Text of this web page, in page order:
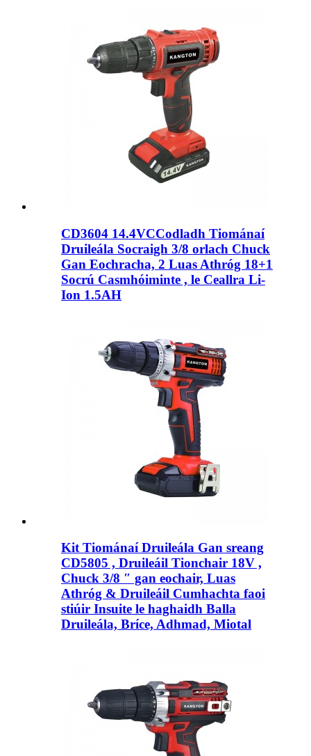
CD3604 14.4VCCodladh Tiománaí
Druileála Socraigh 3/8 orlach Chuck
Gan Eochracha, 2 Luas Athróg 18+1
Socrú Casmhóiminte , le Ceallra Li-
Ion 1.5AH
Kit Tiománaí Druileála Gan sreang
CD5805 , Druileáil Tionchair 18V ,
Chuck 3/8 ″ gan eochair, Luas
Athróg & Druileáil Cumhachta faoi
stiúir Insuite le haghaidh Balla
Druileála, Bríce, Adhmad, Miotal